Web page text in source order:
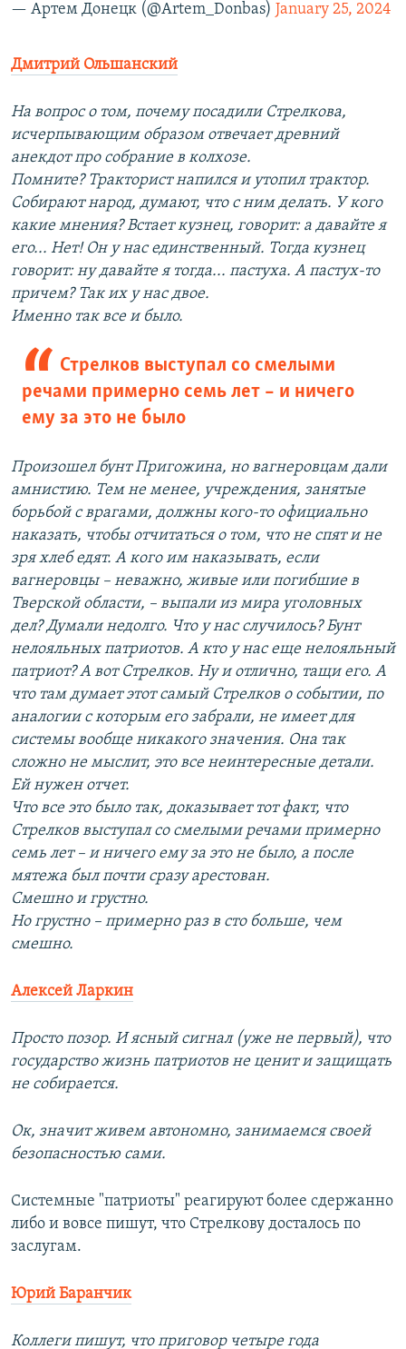
— Артем Донецк (@Artem_Donbas) January 25, 2024
Дмитрий Ольшанский
На вопрос о том, почему посадили Стрелкова,
исчерпывающим образом отвечает древний
анекдот про собрание в колхозе.
Помните? Тракторист напился и утопил трактор.
Собирают народ, думают, что с ним делать. У кого
какие мнения? Встает кузнец, говорит: а давайте я
его... Нет! Он у нас единственный. Тогда кузнец
говорит: ну давайте я тогда... пастуха. А пастух-то
причем? Так их у нас двое.
Именно так все и было.
Стрелков выступал со смелыми
речами примерно семь лет – и ничего
ему за это не было
Произошел бунт Пригожина, но вагнеровцам дали
амнистию. Тем не менее, учреждения, занятые
борьбой с врагами, должны кого-то официально
наказать, чтобы отчитаться о том, что не спят и не
зря хлеб едят. А кого им наказывать, если
вагнеровцы – неважно, живые или погибшие в
Тверской области, – выпали из мира уголовных
дел? Думали недолго. Что у нас случилось? Бунт
нелояльных патриотов. А кто у нас еще нелояльный
патриот? А вот Стрелков. Ну и отлично, тащи его. А
что там думает этот самый Стрелков о событии, по
аналогии с которым его забрали, не имеет для
системы вообще никакого значения. Она так
сложно не мыслит, это все неинтересные детали.
Ей нужен отчет.
Что все это было так, доказывает тот факт, что
Стрелков выступал со смелыми речами примерно
семь лет – и ничего ему за это не было, а после
мятежа был почти сразу арестован.
Смешно и грустно.
Но грустно – примерно раз в сто больше, чем
смешно.
Алексей Ларкин
Просто позор. И ясный сигнал (уже не первый), что
государство жизнь патриотов не ценит и защищать
не собирается.
Ок, значит живем автономно, занимаемся своей
безопасностью сами.
Системные "патриоты" реагируют более сдержанно
либо и вовсе пишут, что Стрелкову досталось по
заслугам.
Юрий Баранчик
Коллеги пишут, что приговор четыре года